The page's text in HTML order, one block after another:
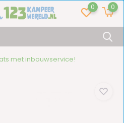
0 0
met inbouwservice!